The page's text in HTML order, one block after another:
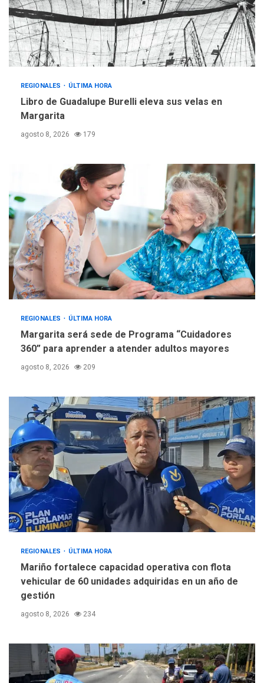
3
vehicular de 60 unidades
adquiridas en un año de
gestión
4
REGIONALES ÚLTIMA HORA
«Juan Bautista Arismendi» a
la altura de Macho Muerto
trabajan en diplomado para
creación y manejo de
estadísticas de turismo
REGIONALES ÚLTIMA HORA
Libro de Guadalupe Burelli eleva sus velas en
Margarita
agosto 8, 2026 179
REGIONALES ÚLTIMA HORA
Margarita será sede de Programa “Cuidadores
360” para aprender a atender adultos mayores
agosto 8, 2026 209
REGIONALES ÚLTIMA HORA
Mariño fortalece capacidad operativa con flota
vehicular de 60 unidades adquiridas en un año de
gestión
agosto 8, 2026 234